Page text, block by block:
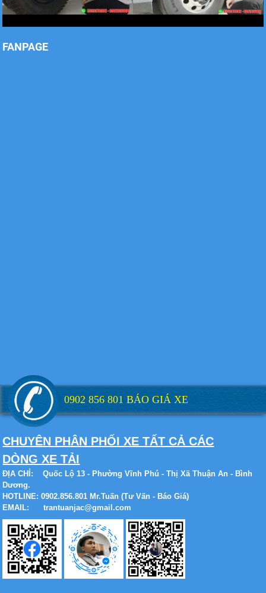
Xe tải Foton 990kg
Xe tải Foton 990kg
Xe tải Foton 990kg
FANPAGE
0902 856 801 BÁO GIÁ XE
CHUYÊN PHÂN PHỐI XE TẤT CẢ CÁC
DÒNG XE TẢI
ĐỊA CHỈ:
Quốc Lộ 13 - Phường Vĩnh Phú - Thị Xã Thuận An - Bình
Dương.
HOTLINE: 0902.856.801 Mr.Tuấn (Tư Vấn - Báo Giá)
EMAIL: trantuanjac@gmail.com